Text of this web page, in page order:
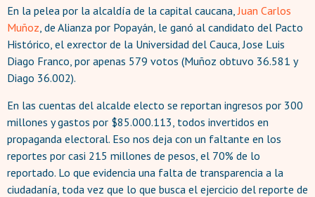
En la pelea por la alcaldía de la capital caucana,Juan Carlos
Muñoz, de Alianza por Popayán, le ganó al candidato del Pacto
Histórico, el exrector de la Universidad del Cauca, Jose Luis
Diago Franco, por apenas 579 votos (Muñoz obtuvo 36.581 y
Diago 36.002).
En las cuentas del alcalde electo se reportan ingresos por 300
millones y gastos por $85.000.113, todos invertidos en
propaganda electoral. Eso nos deja con un faltante en los
reportes por casi 215 millones de pesos, el 70% de lo
reportado. Lo que evidencia una falta de transparencia a la
ciudadanía, toda vez que lo que busca el ejercicio del reporte de